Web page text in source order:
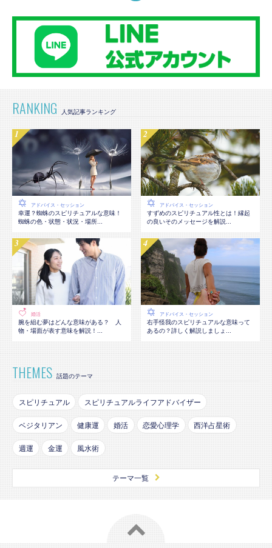
RANKING
アドバイス・セッション
幸運？蜘蛛のスピリチュアルな意味！
蜘蛛の色・状態・状況・場所...
アドバイス・セッション
すずめのスピリチュアル性とは！縁起
の良いそのメッセージを解説...
婚活
腕を組む夢はどんな意味がある？ 人
物・場面が表す意味を解説！...
アドバイス・セッション
右手怪我のスピリチュアルな意味って
あるの？詳しく解説しましょ...
THEMES 話題のテーマ
スピリチュアル スピリチュアルライフアドバイザー
ベジタリアン 健康運 婚活 恋愛心理学 西洋占星術
週運 金運 風水術
テーマ一覧